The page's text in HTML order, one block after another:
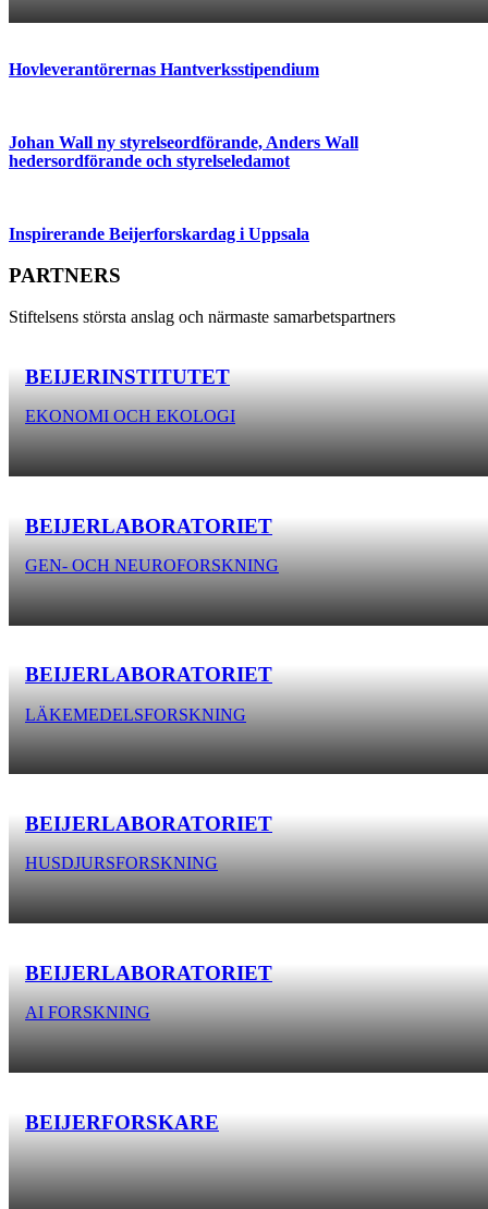
Hovleverantörernas Hantverksstipendium
Johan Wall ny styrelseordförande, Anders Wall
hedersordförande och styrelseledamot
Inspirerande Beijerforskardag i Uppsala
PARTNERS
Stiftelsens största anslag och närmaste samarbetspartners
BEIJERINSTITUTET
EKONOMI OCH EKOLOGI
BEIJERLABORATORIET
GEN- OCH NEUROFORSKNING
BEIJERLABORATORIET
LÄKEMEDELSFORSKNING
BEIJERLABORATORIET
HUSDJURSFORSKNING
BEIJERLABORATORIET
AI FORSKNING
BEIJERFORSKARE